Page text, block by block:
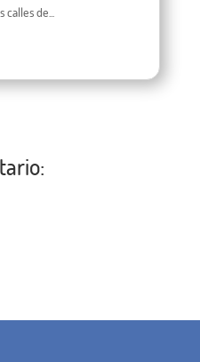
de...